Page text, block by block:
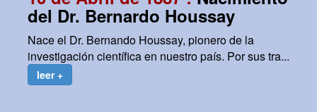
del Dr. Bernardo Houssay
Nace el Dr. Bernando Houssay, pionero de la
investigación científica en nuestro país. Por sus tra...
leer +